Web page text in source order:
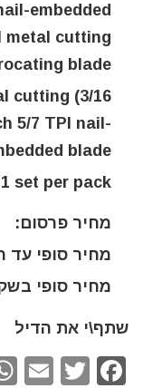
embedded
metal cutting
blade
cutting (3/16
5/7 TPI nail-
blade
set per pack
מחיר פרסום:
מחיר סופי עד הבית:
מחיר סופי
שתף\י את הדיל
F
T
E